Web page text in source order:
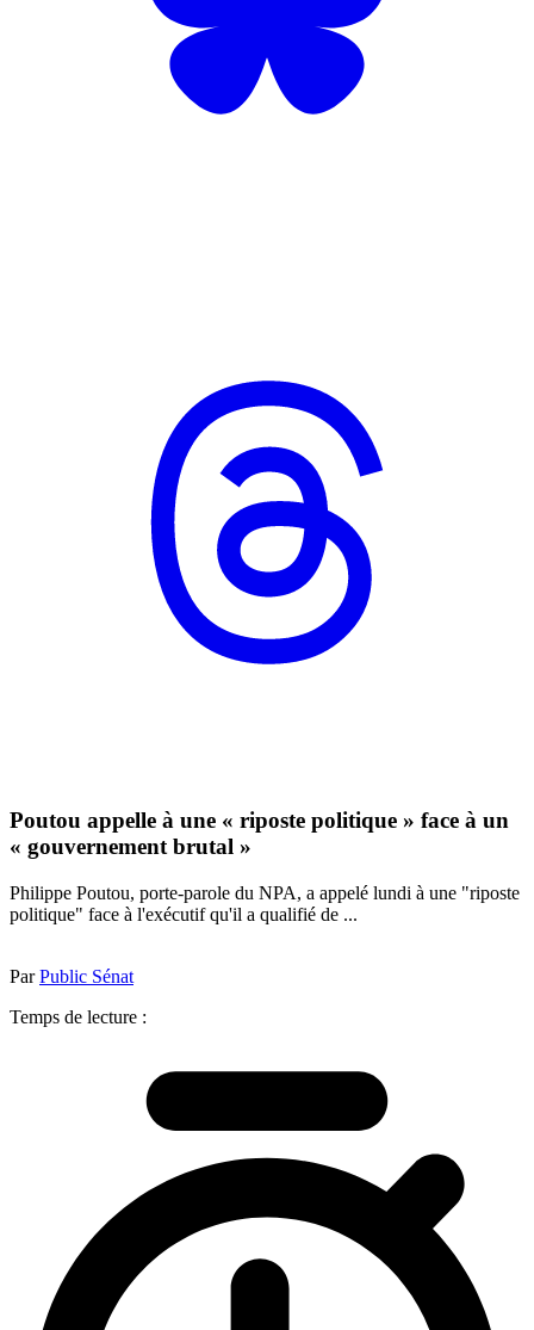
Poutou appelle à une « riposte politique » face à un
« gouvernement brutal »
Philippe Poutou, porte-parole du NPA, a appelé lundi à une "riposte
politique" face à l'exécutif qu'il a qualifié de ...
ParPublic Sénat
Temps de lecture :